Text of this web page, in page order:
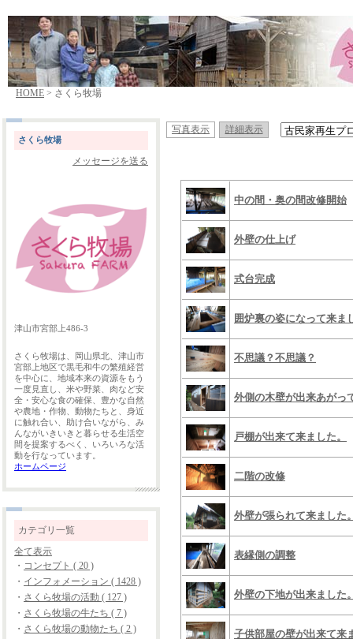
HOME > さくら牧場
さくら牧場
メッセージを送る
津山市宮部上486-3
さくら牧場は、岡山県北、津山市
宮部上地区で黒毛和牛の繁殖経営
を中心に、地域本来の資源をもう
一度見直し、米や野菜、肉など安
全・安心な食の確保、豊かな自然
や農地・作物、動物たちと、身近
に触れ合い、助け合いながら、み
んながいきいきと暮らせる生活空
間を提案するべく、いろいろな活
動を行なっています。
ホームページ
カテゴリ一覧
全て表示
・ コンセプト ( 20 )
・ インフォメーション ( 1428 )
・ さくら牧場の活動 ( 127 )
・ さくら牧場の牛たち ( 7 )
・ さくら牧場の動物たち ( 2 )
写真表示 詳細表示
中の間・奥の間改修開始
外壁の仕上げ
式台完成
囲炉裏の姿になって来ま
不思議？不思議？
外側の木壁が出来あがっ
戸棚が出来て来ました。
二階の改修
外壁が張られて来ました
表縁側の調整
外壁の下地が出来ました
子供部屋の壁が出来て来